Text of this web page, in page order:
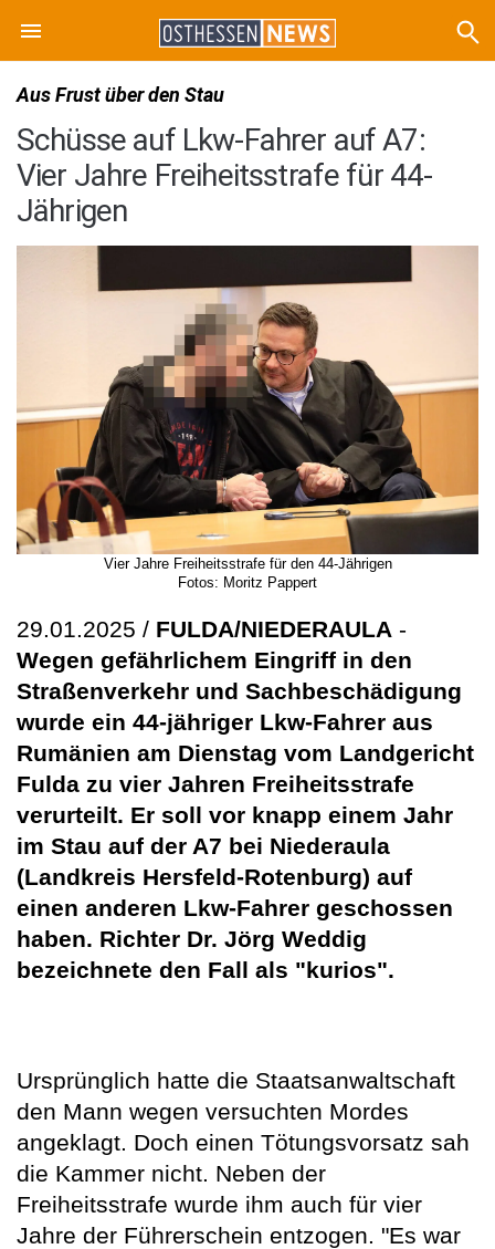
Aus Frust über den Stau
Schüsse auf Lkw-Fahrer auf A7:
Vier Jahre Freiheitsstrafe für 44-
Jährigen
Vier Jahre Freiheitsstrafe für den 44-Jährigen
Fotos: Moritz Pappert
29.01.2025 / FULDA/NIEDERAULA -
Wegen gefährlichem Eingriff in den
Straßenverkehr und Sachbeschädigung
wurde ein 44-jähriger Lkw-Fahrer aus
Rumänien am Dienstag vom Landgericht
Fulda zu vier Jahren Freiheitsstrafe
verurteilt. Er soll vor knapp einem Jahr
im Stau auf der A7 bei Niederaula
(Landkreis Hersfeld-Rotenburg) auf
einen anderen Lkw-Fahrer geschossen
haben. Richter Dr. Jörg Weddig
bezeichnete den Fall als "kurios".
Ursprünglich hatte die Staatsanwaltschaft
den Mann wegen versuchten Mordes
angeklagt. Doch einen Tötungsvorsatz sah
die Kammer nicht. Neben der
Freiheitsstrafe wurde ihm auch für vier
Jahre der Führerschein entzogen. "Es war